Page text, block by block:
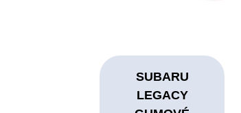
SUBARU
LEGACY